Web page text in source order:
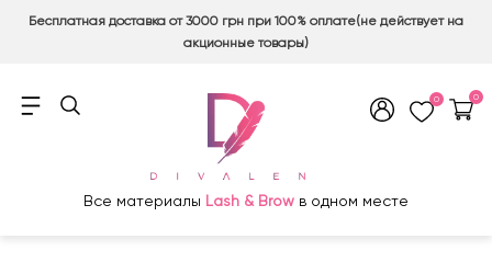
Бесплатная доставка от 3000 грн при 100% оплате(не действует на
акционные товары)
0 0
Все материалы Lash & Brow в одном месте